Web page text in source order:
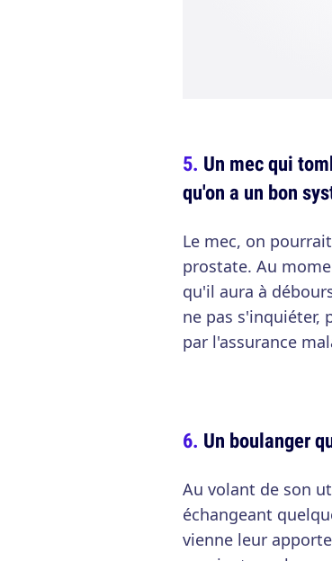
Un mec qui
qu'on a un bon
Le mec, on
prostate. Au
qu'il aura à
ne pas s'inquiéter,
par l'assurance
Un boulanger
Au volant de son
échangeant
vienne leur